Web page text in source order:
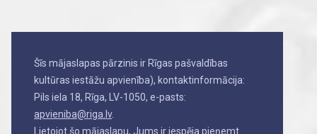
Šīs mājaslapas pārzinis ir Rīgas pašvaldības
kultūras iestāžu apvienība), kontaktinformācija:
Pils iela 18, Rīga, LV-1050, e-pasts:
apvieniba@riga.lv.
Lietojot šo mājaslapu, Jums ir iespēja pieņemt